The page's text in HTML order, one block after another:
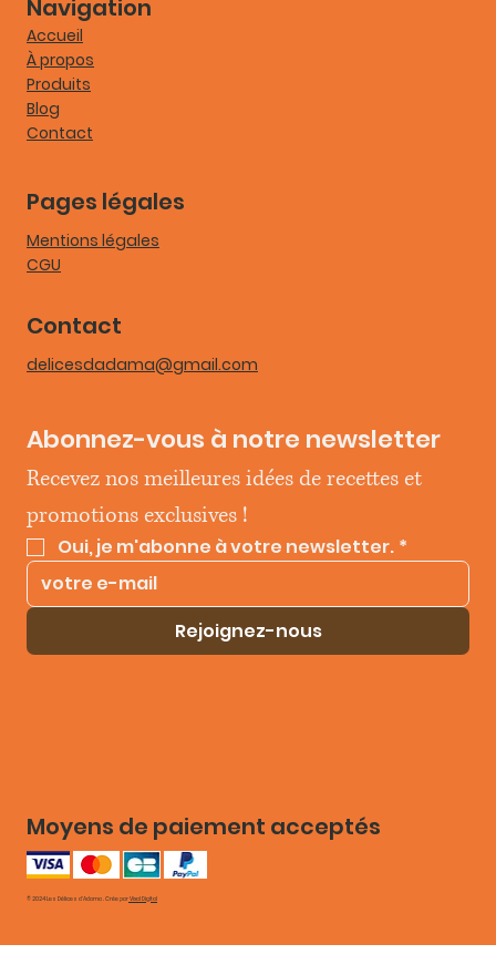
Salade colorée et brochettes de poulet
Navigation
Accueil
À propos
Produits
Blog
Contact
Pages légales
Mentions légales
CGU
Contact
delicesdadama@gmail.com
Abonnez-vous à notre newsletter
Recevez nos meilleures idées de recettes et
promotions exclusives !
Oui, je m'abonne à votre newsletter. *
Rejoignez-nous
Moyens de paiement acceptés
© 2024 Les Délices d'Adama . Crée parVixal Digital